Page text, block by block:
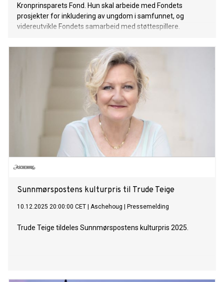
Kronprinsparets Fond. Hun skal arbeide med Fondets
prosjekter for inkludering av ungdom i samfunnet, og
videreutvikle Fondets samarbeid med støttespillere.
Sunnmørspostens kulturpris til Trude Teige
10.12.2025 20:00:00 CET Aschehoug Pressemelding
Trude Teige tildeles Sunnmørspostens kulturpris 2025.